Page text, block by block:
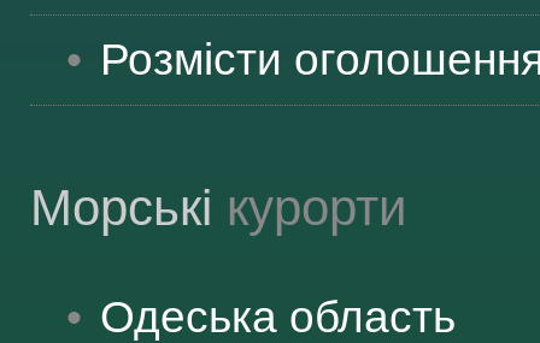
Розмісти
Морські курорти
Одеська область